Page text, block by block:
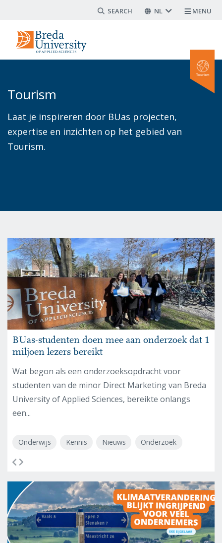
naar
Search form
NL MENU
Tourism
Laat je inspireren door BUas projecten,
expertise en inzichten op het gebied van
Tourism.
BUas-studenten doen mee aan onderzoek dat 1
miljoen lezers bereikt
Wat begon als een onderzoeksopdracht voor
studenten van de minor Direct Marketing van Breda
University of Applied Sciences, bereikte onlangs
een...
Onderwijs Kennis Nieuws Onderzoek